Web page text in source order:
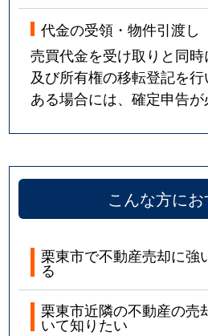
代金の受領・物件引渡し
売買代金を受け取りと同
及び所有権の移転登記を
ある場合には、確定申告が
こんな方に
栗東市で不動産売却に強
る
栗東市近隣の不動産の売
いて知りたい